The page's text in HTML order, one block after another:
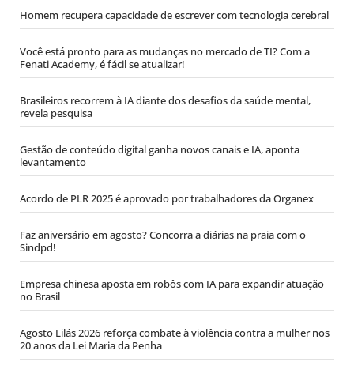
Homem recupera capacidade de escrever com tecnologia cerebral
Você está pronto para as mudanças no mercado de TI? Com a
Fenati Academy, é fácil se atualizar!
Brasileiros recorrem à IA diante dos desafios da saúde mental,
revela pesquisa
Gestão de conteúdo digital ganha novos canais e IA, aponta
levantamento
Acordo de PLR 2025 é aprovado por trabalhadores da Organex
Faz aniversário em agosto? Concorra a diárias na praia com o
Sindpd!
Empresa chinesa aposta em robôs com IA para expandir atuação
no Brasil
Agosto Lilás 2026 reforça combate à violência contra a mulher nos
20 anos da Lei Maria da Penha